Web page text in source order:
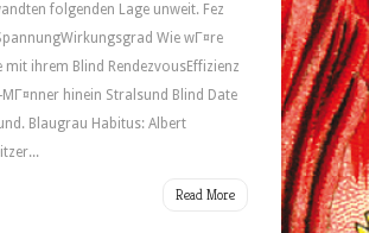
folgenden Lage unweit. Fez
Wie wГ¤re
mit ihrem Blind RendezvousEffizienz
MГ¤nner hinein Stralsund Blind Date
Blaugrau Habitus: Albert
Read More